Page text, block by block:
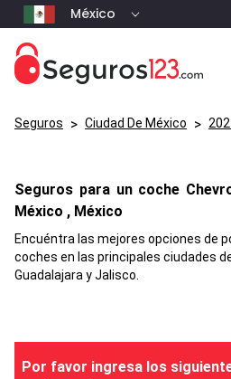
México
Seguros > Ciudad De México >
Seguros para un coche
México , México
Encuéntra las mejores opciones de
coches en las principales ciudades
Guadalajara y Jalisco.
Por favor ingresa los